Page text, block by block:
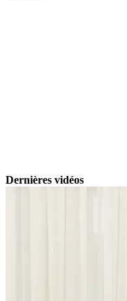
Dernières vidéos